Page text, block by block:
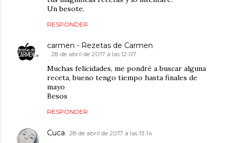
Un besote.
RESPONDER
carmen - Rezetas de Carmen
28 de abril de 2017 a las 12:07
Muchas felicidades, me pondré a buscar alguna
receta, bueno tengo tiempo hasta finales de
mayo
Besos
RESPONDER
Cuca 28 de abril de 2017 a las 13:14